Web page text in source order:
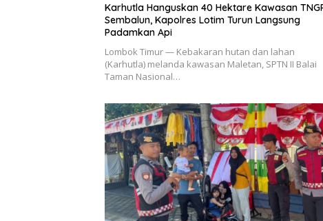
Karhutla Hanguskan 40 Hektare Kawasan
Sembalun, Kapolres Lotim Turun Langsung
Padamkan Api
Lombok Timur — Kebakaran hutan dan lahan
(Karhutla) melanda kawasan Maletan, SPTN II Balai
Taman Nasional…